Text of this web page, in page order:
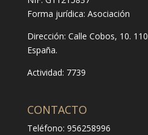
Forma jurídica: Asociación
Dirección: Calle Cobos, 10.
España.
Actividad: 7739
CONTACTO
Teléfono: 956258996